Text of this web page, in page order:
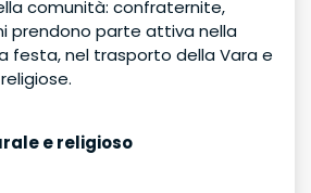
comunità: confraternite,
prendono parte attiva nella
festa, nel trasporto della Vara e
e religioso